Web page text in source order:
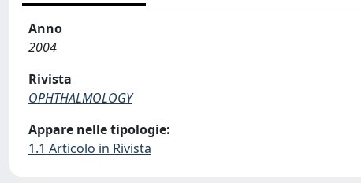
Anno
2004
Rivista
OPHTHALMOLOGY
Appare nelle tipologie:
1.1 Articolo in Rivista